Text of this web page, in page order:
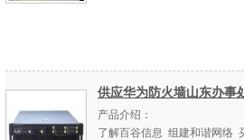
供应华为防火墙山东办事
产品介绍：
了解百谷信息 组建和谐网络